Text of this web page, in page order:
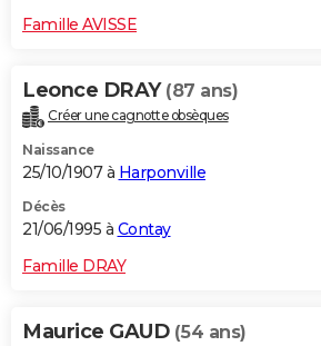
Famille AVISSE
Leonce DRAY (87 ans)
Créer une cagnotte obsèques
Naissance
25/10/1907 à Harponville
Décès
21/06/1995 à Contay
Famille DRAY
Maurice GAUD (54 ans)